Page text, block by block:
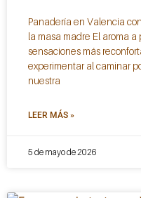
Panadería en Valencia
la masa madre El aroma
sensaciones más
experimentar al caminar
nuestra
LEER MÁS »
5 de mayo de 2026